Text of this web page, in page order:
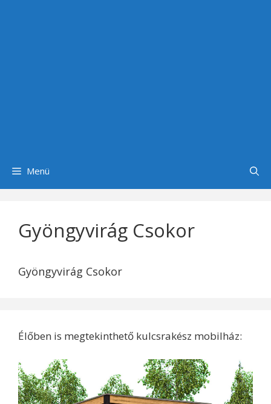
Menü
Gyöngyvirág Csokor
Gyöngyvirág Csokor
Élőben is megtekinthető kulcsrakész mobilház: